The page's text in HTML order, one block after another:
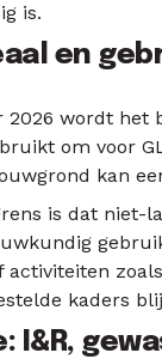
is.
en
2026 wordt het
om voor
kan
is dat
activiteiten
kaders
I&R,